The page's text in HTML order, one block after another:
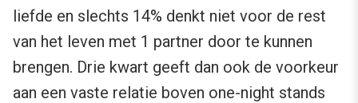
liefde en slechts 14% denkt niet voor de rest
van het leven met 1 partner door te kunnen
brengen. Drie kwart geeft dan ook de voorkeur
aan een vaste relatie boven one-night stands